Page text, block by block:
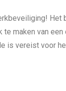
Het
maken van
is vereist voor